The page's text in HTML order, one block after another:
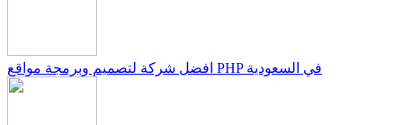
افضل شركة لتصميم وبرمجة مواقع PHP في السعودية